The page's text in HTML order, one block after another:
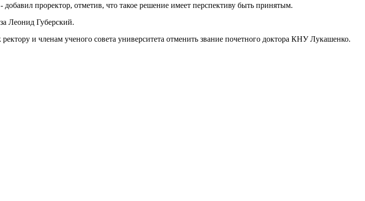
проректор, отметив, что такое решение имеет перспективу быть принятым.
Леонид Губерский.
и членам ученого совета университета отменить звание почетного доктора КНУ Лукашенко.